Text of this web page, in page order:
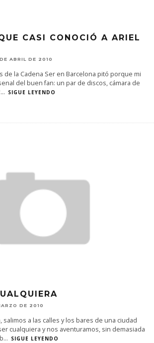
CASI CONOCIÓ A ARIEL
ABRIL DE 2010
de la Cadena Ser en Barcelona pitó porque mi
del buen fan: un par de discos, cámara de
... SIGUE LEYENDO
DE 2010
a las calles y los bares de una ciudad
cualquiera y nos aventuramos, sin demasiada
... SIGUE LEYENDO